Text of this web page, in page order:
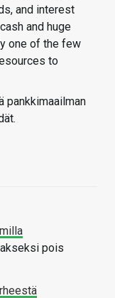
and interest
and huge
one of the few
to
pankkimaailman
pois